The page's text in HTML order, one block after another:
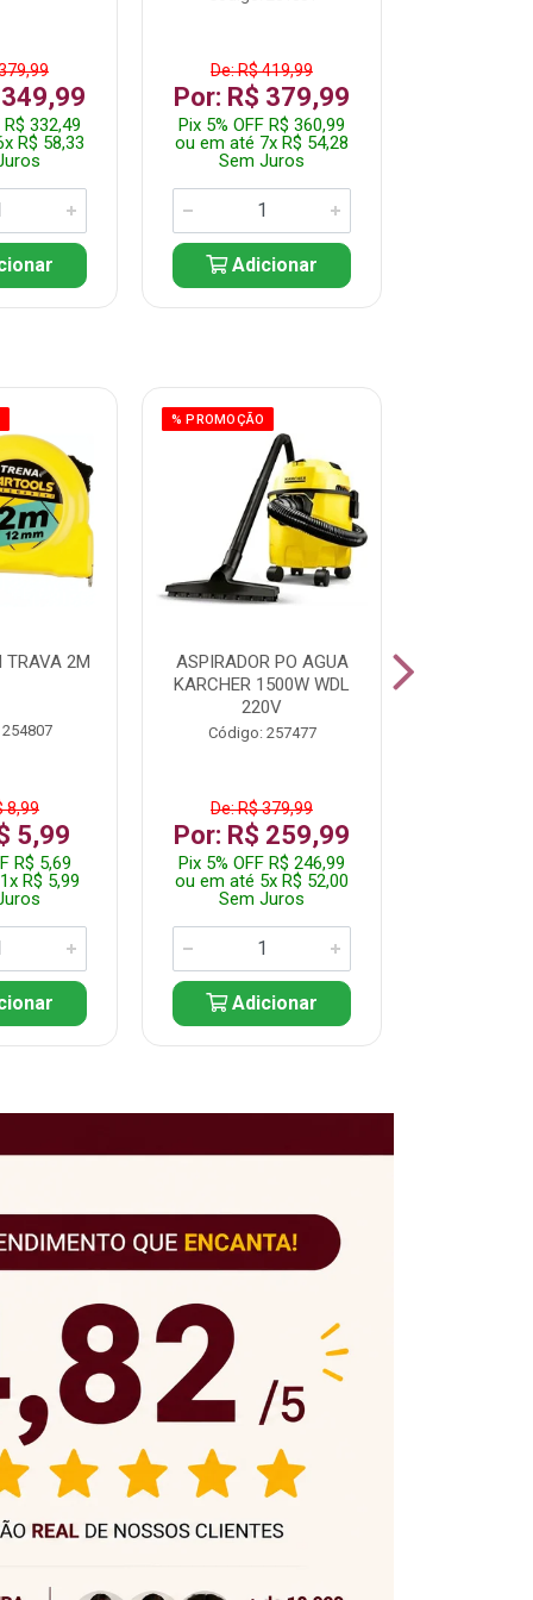
R$ 332,49
R$ 58,33
De: R$ 419,99
Por: R$ 379,99
Pix 5% OFF R$ 360,99
ou em até 7x R$ 54,28
Sem Juros
Adicionar
TRAVA 2M
8,99
5,99
R$ 5,69
R$ 5,99
% PROMOÇÃO
ASPIRADOR PO AGUA
KARCHER 1500W WDL
220V
Código: 257477
De: R$ 379,99
Por: R$ 259,99
Pix 5% OFF R$ 246,99
ou em até 5x R$ 52,00
Sem Juros
Adicionar